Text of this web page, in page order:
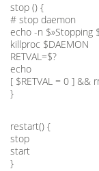
stop () {
# stop daemon
echo -n $»Stopping
killproc $DAEMON
RETVAL=$?
echo
[ $RETVAL = 0 ]
}
restart() {
stop
start
}